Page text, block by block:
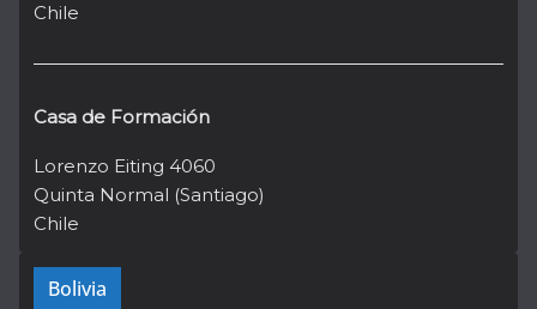
Chile
Casa de Formación
Lorenzo Eiting 4060
Quinta Normal (Santiago)
Chile
Bolivia